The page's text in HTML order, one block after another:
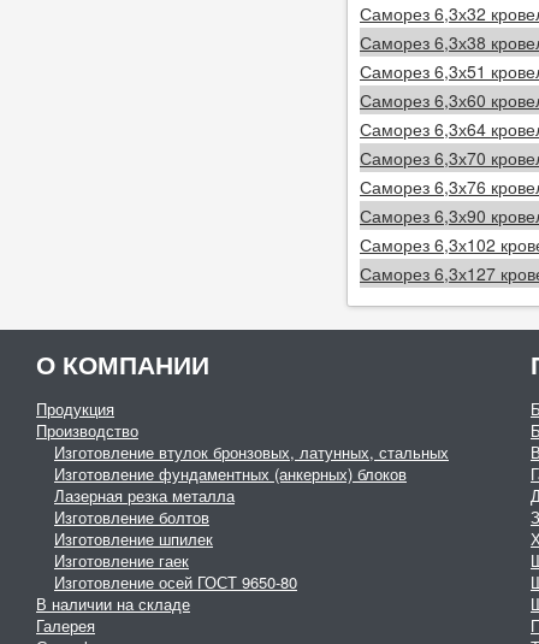
Саморез 6,3х32
Саморез 6,3х38
Саморез 6,3х51
Саморез 6,3х60
Саморез 6,3х64
Саморез 6,3х70
Саморез 6,3х76
Саморез 6,3х90
Саморез 6,3х102
Саморез 6,3х127
О КОМПАНИИ
Продукция
Производство
Изготовление втулок бронзовых, латунных, стальных
Изготовление фундаментных (анкерных) блоков
Лазерная резка металла
Изготовление болтов
Изготовление шпилек
Изготовление гаек
Изготовление осей ГОСТ 9650-80
В наличии на складе
Галерея